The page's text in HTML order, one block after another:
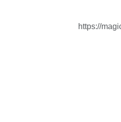
https://